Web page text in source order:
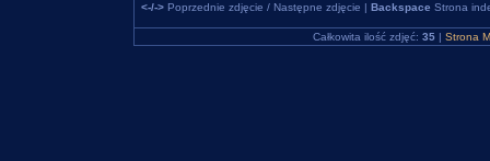
<-/->Poprzednie zdjęcie / Następne zdjęcie | Backspace Strona
Całkowita ilość zdjęć: 35 | Strona